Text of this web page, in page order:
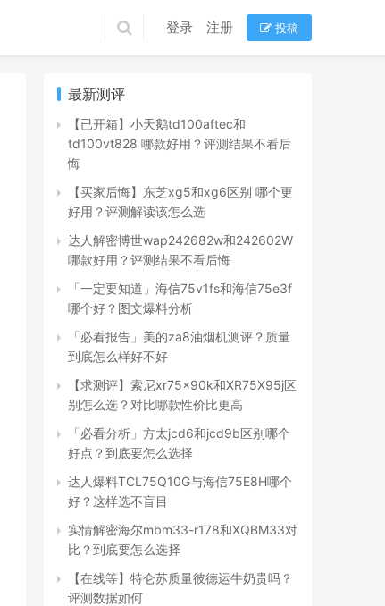
登录 注册 投稿
最新测评
【已开箱】小天鹅td100aftec和
td100vt828 哪款好用？评测结果不看后
悔
【买家后悔】东芝xg5和xg6区别 哪个更
好用？评测解读该怎么选
达人解密博世wap242682w和242602W
哪款好用？评测结果不看后悔
「一定要知道」海信75v1fs和海信75e3f
哪个好？图文爆料分析
「必看报告」美的za8油烟机测评？质量
到底怎么样好不好
【求测评】索尼xr75x90k和XR75X95j区
别怎么选？对比哪款性价比更高
「必看分析」方太jcd6和jcd9b区别哪个
好点？到底要怎么选择
达人爆料TCL75Q10G与海信75E8H哪个
好？这样选不盲目
实情解密海尔mbm33-r178和XQBM33对
比？到底要怎么选择
【在线等】特仑苏质量彼德运牛奶贵吗？
评测数据如何